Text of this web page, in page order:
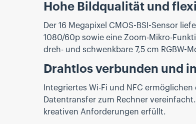
Hohe Bildqualität und
Der 16 Megapixel CMOS-BSI-Sensor
1080/60p sowie eine Zoom-Mikro-
dreh- und schwenkbare 7,5 cm
Drahtlos verbunden und
Integriertes Wi-Fi und NFC
Datentransfer zum Rechner
kreativen Anforderungen erfüllt.